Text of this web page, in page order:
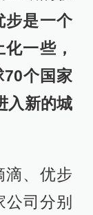
步是一个
一些，
个国家
入新的城
滴、优步
司分别